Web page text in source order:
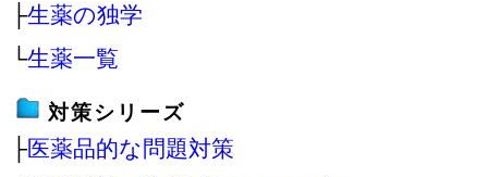
├生薬の独学
└生薬一覧
対策シリーズ
├医薬品的な問題対策